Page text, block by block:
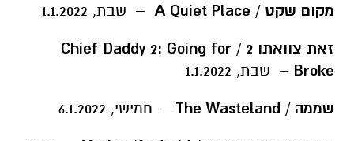
מקום שקט / A Quiet Place – שבת, 1.1.2022
זאת צוואתו 2 / Chief Daddy 2: Going for
Broke – שבת, 1.1.2022
שממה / The Wasteland – חמישי, 6.1.2022